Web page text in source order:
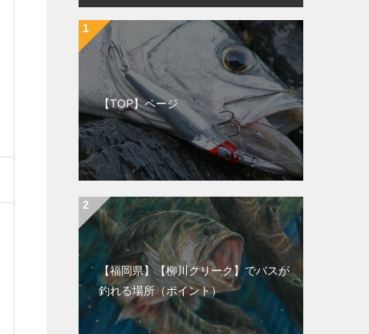
【TOP】ページ
【福岡県】【柳川クリーク】でバスが
釣れる場所（ポイント）